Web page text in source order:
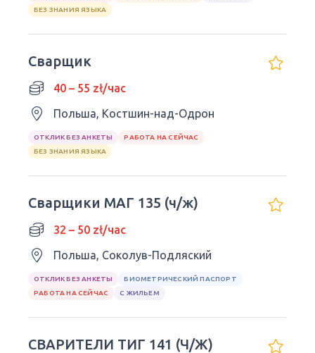
БЕЗ ЗНАНИЯ ЯЗЫКА
Сварщик
40 – 55 zł/час
Польша, Костшин-над-Одрон
ОТКЛИК БЕЗ АНКЕТЫ
РАБОТА НА СЕЙЧАС
БЕЗ ЗНАНИЯ ЯЗЫКА
Сварщики МАГ 135 (ч/ж)
32 – 50 zł/час
Польша, Соколув-Подляский
ОТКЛИК БЕЗ АНКЕТЫ
БИОМЕТРИЧЕСКИЙ ПАСПОРТ
РАБОТА НА СЕЙЧАС
С ЖИЛЬЕМ
СВАРИТЕЛИ ТИГ 141 (Ч/Ж)